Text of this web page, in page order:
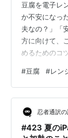
豆腐を電子レ
か不安になっ
夫なの？」「
方に向けて、
めるためのコ
らにおすすめ
ています。 こ
加熱するのが
い豆腐料理を
してみてくだ
夫？爆発を防
#豆腐 #レン
忍者通訳
#423 夏の